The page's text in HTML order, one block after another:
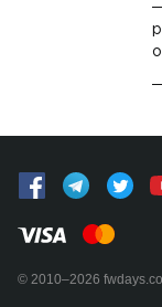
© 2010–2026